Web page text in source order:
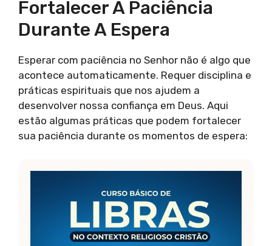
Fortalecer A Paciência
Durante A Espera
Esperar com paciência no Senhor não é algo que
acontece automaticamente. Requer disciplina e
práticas espirituais que nos ajudem a
desenvolver nossa confiança em Deus. Aqui
estão algumas práticas que podem fortalecer
sua paciência durante os momentos de espera: